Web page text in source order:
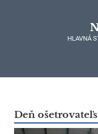
HLAVNÁ
Deň